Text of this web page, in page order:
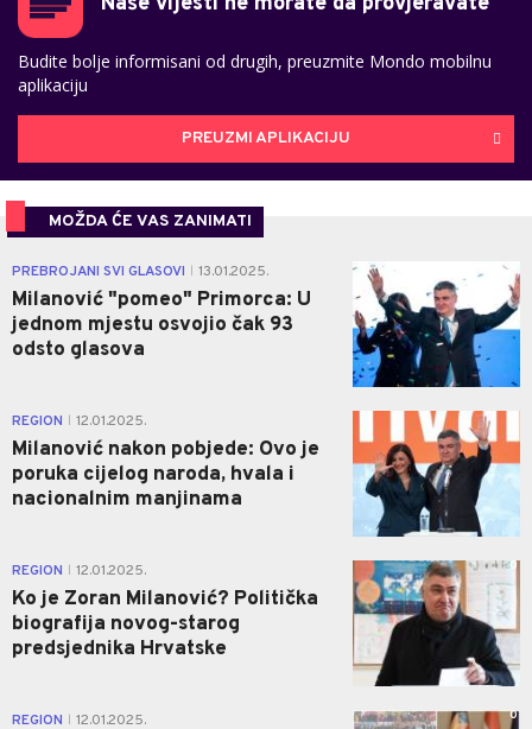
Budite bolje informisani od drugih, preuzmite Mondo mobilnu
aplikaciju
PREUZMI APLIKACIJU
MOŽDA ĆE VAS ZANIMATI
PREBROJANI SVI GLASOVI 13.01.2025.
Milanović "pomeo" Primorca: U
jednom mjestu osvojio čak 93
odsto glasova
REGION 12.01.2025.
Milanović nakon pobjede: Ovo je
poruka cijelog naroda, hvala i
nacionalnim manjinama
REGION 12.01.2025.
Ko je Zoran Milanović? Politička
biografija novog-starog
predsjednika Hrvatske
0
REGION 12.01.2025. 0